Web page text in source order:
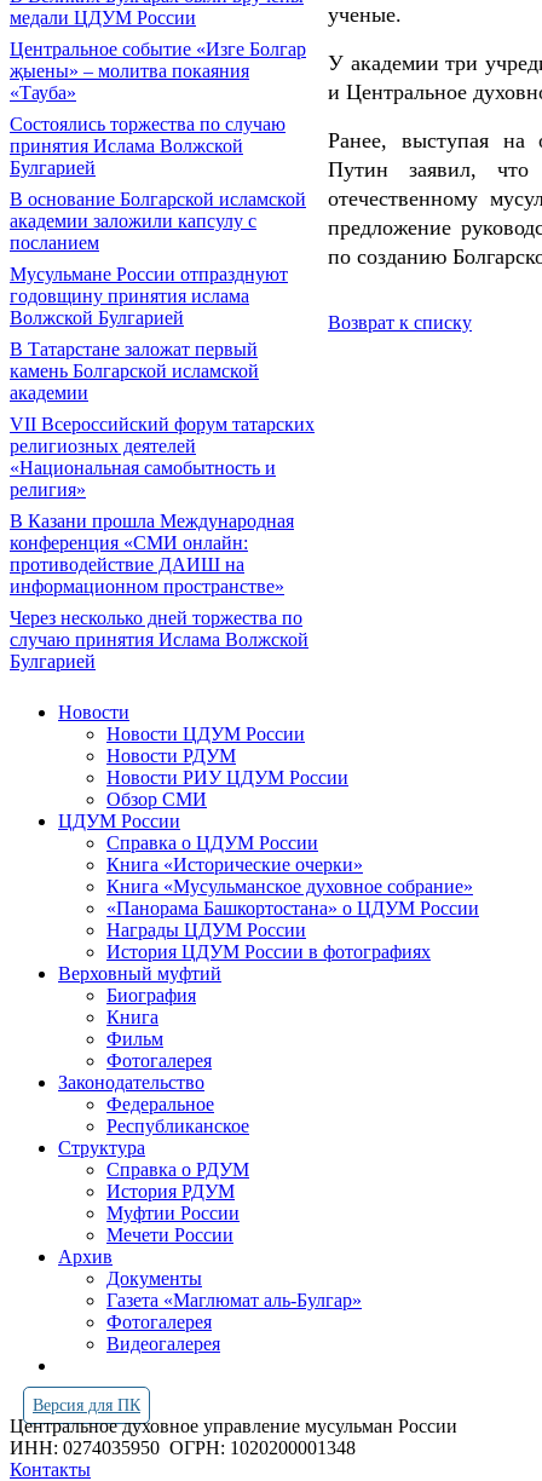
медали ЦДУМ России
Центральное событие «Изге Болгар
җыены» – молитва покаяния
«Тауба»
Состоялись торжества по случаю
принятия Ислама Волжской
Булгарией
В основание Болгарской исламской
академии заложили капсулу с
посланием
Мусульмане России отпразднуют
годовщину принятия ислама
Волжской Булгарией
В Татарстане заложат первый
камень Болгарской исламской
академии
VII Всероссийский форум татарских
религиозных деятелей
«Национальная самобытность и
религия»
В Казани прошла Международная
конференция «СМИ онлайн:
противодействие ДАИШ на
информационном пространстве»
Через несколько дней торжества по
случаю принятия Ислама Волжской
Булгарией
ученые.
У академии три
и Центральное
Ранее, выступая на
Путин заявил, что
отечественному
предложение
по созданию
Возврат к списку
Новости
Новости ЦДУМ России
Новости РДУМ
Новости РИУ ЦДУМ России
Обзор СМИ
ЦДУМ России
Справка о ЦДУМ России
Книга «Исторические очерки»
Книга «Мусульманское духовное собрание»
«Панорама Башкортостана» о ЦДУМ России
Награды ЦДУМ России
История ЦДУМ России в фотографиях
Верховный муфтий
Биография
Книга
Фильм
Фотогалерея
Законодательство
Федеральное
Республиканское
Структура
Справка о РДУМ
История РДУМ
Муфтии России
Мечети России
Архив
Документы
Газета «Маглюмат аль-Булгар»
Фотогалерея
Видеогалерея
Версия для ПК
Центральное духовное управление мусульман России
ИНН: 0274035950 ОГРН: 1020200001348
Контакты